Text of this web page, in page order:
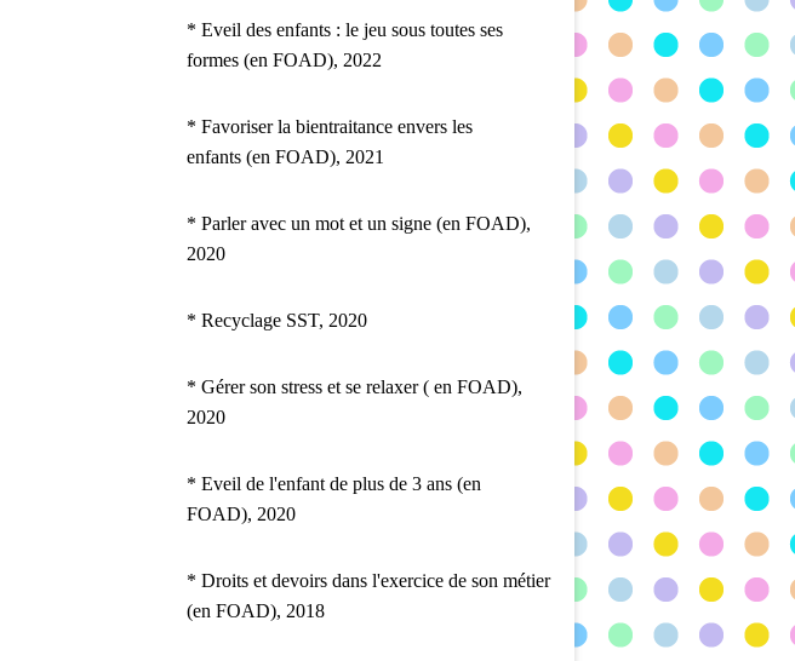
* Eveil des enfants : le jeu sous toutes ses
formes (en FOAD), 2022
* Favoriser la bientraitance envers les
enfants (en FOAD), 2021
* Parler avec un mot et un signe (en FOAD),
2020
* Recyclage SST, 2020
* Gérer son stress et se relaxer ( en FOAD),
2020
* Eveil de l'enfant de plus de 3 ans (en
FOAD), 2020
* Droits et devoirs dans l'exercice de son métier
(en FOAD), 2018